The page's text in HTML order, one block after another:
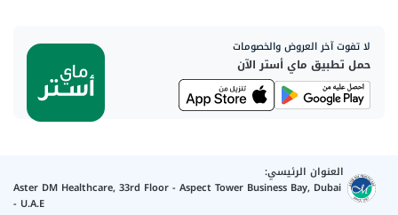
لا تفوت آخر العروض والخصومات
حمل تطبيق ماي أستر الآن
العنوان الرئيسي:
Aster DM Healthcare, 33rd Floor - Aspect Tower Business Bay, Dubai
- U.A.E